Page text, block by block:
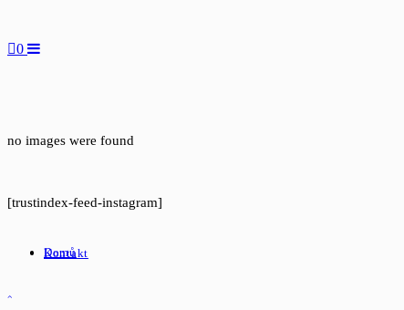
0
no images were found
[trustindex-feed-instagram]
Domů
Kontakt